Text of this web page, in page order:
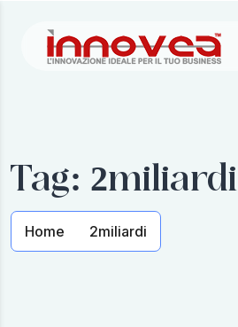
Tag: 2miliardi
Home 2miliardi